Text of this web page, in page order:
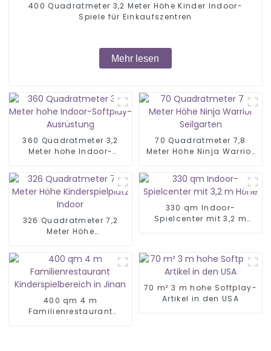
400 Quadratmeter 3,2 Meter Höhe Kinder Indoor-
Spiele für Einkaufszentren
Mehr lesen
360 Quadratmeter 3,2
Meter hohe Indoor-
70 Quadratmeter 7,8
Meter Höhe Ninja Warrior
326 Quadratmeter 7,2
Meter Höhe
330 qm Indoor-
Spielcenter mit 3,2 m
400 qm 4 m
Familienrestaurant
70 m² 3 m hohe Softplay-
Artikel in den USA